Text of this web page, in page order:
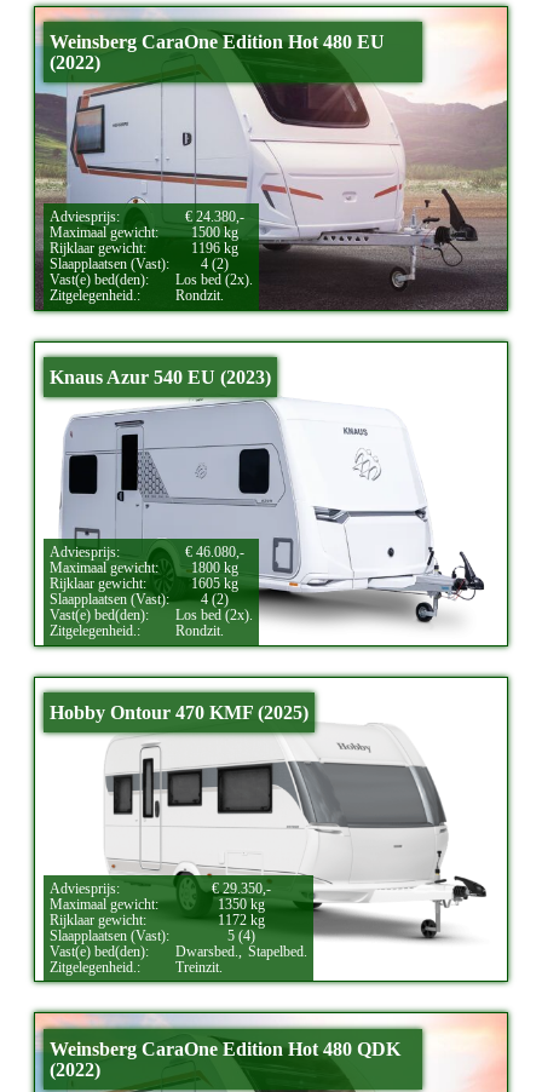
Weinsberg CaraOne Edition Hot 480 EU
(2022)
Adviesprijs:
€ 24.380,-
Maximaal gewicht:
1500 kg
Rijklaar gewicht:
1196 kg
Slaapplaatsen (Vast):
4 (2)
Vast(e) bed(den):
Los bed (2x).
Zitgelegenheid.:
Rondzit.
Knaus Azur 540 EU (2023)
Adviesprijs:
€ 46.080,-
Maximaal gewicht:
1800 kg
Rijklaar gewicht:
1605 kg
Slaapplaatsen (Vast):
4 (2)
Vast(e) bed(den):
Los bed (2x).
Zitgelegenheid.:
Rondzit.
Hobby Ontour 470 KMF (2025)
Adviesprijs:
€ 29.350,-
Maximaal gewicht:
1350 kg
Rijklaar gewicht:
1172 kg
Slaapplaatsen (Vast):
5 (4)
Vast(e) bed(den):
Dwarsbed.,
Stapelbed.
Zitgelegenheid.:
Treinzit.
Weinsberg CaraOne Edition Hot 480 QDK
(2022)